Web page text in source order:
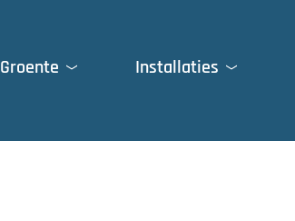
Groente
Installaties